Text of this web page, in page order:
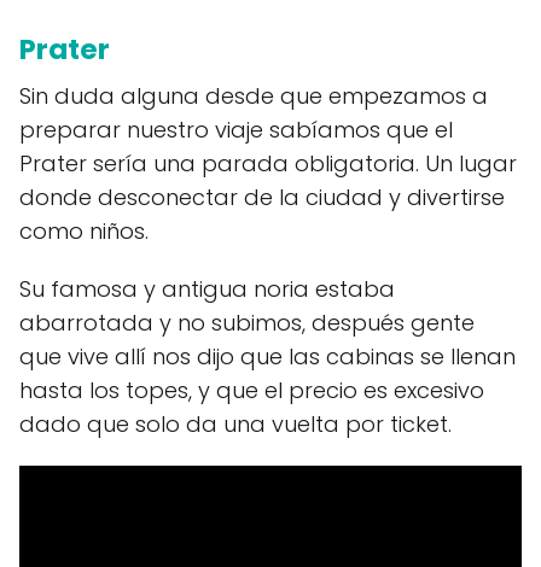
Prater
Sin duda alguna desde que empezamos a
preparar nuestro viaje sabíamos que el
Prater sería una parada obligatoria. Un lugar
donde desconectar de la ciudad y divertirse
como niños.
Su famosa y antigua noria estaba
abarrotada y no subimos, después gente
que vive allí nos dijo que las cabinas se llenan
hasta los topes, y que el precio es excesivo
dado que solo da una vuelta por ticket.